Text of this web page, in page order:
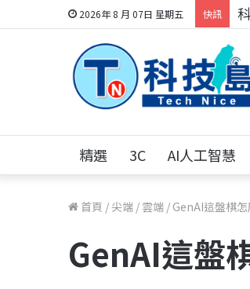
2026年 8 月 07日 星期五 快訊
精選 3C AI人工智慧
首頁 /尖端 / 雲端 / GenAI這盤棋
GenAI這盤